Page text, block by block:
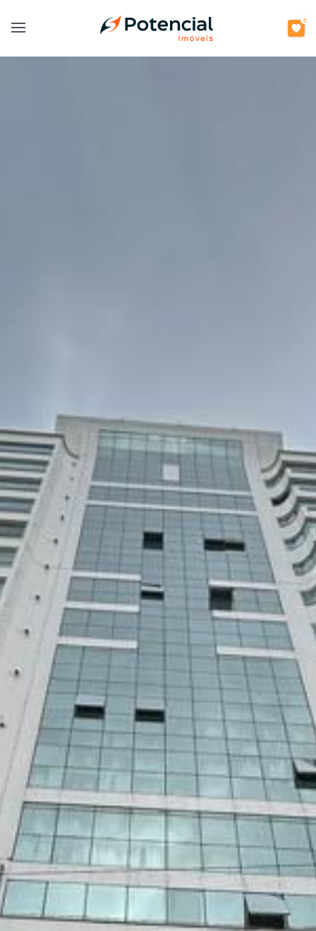
Open main menu
0